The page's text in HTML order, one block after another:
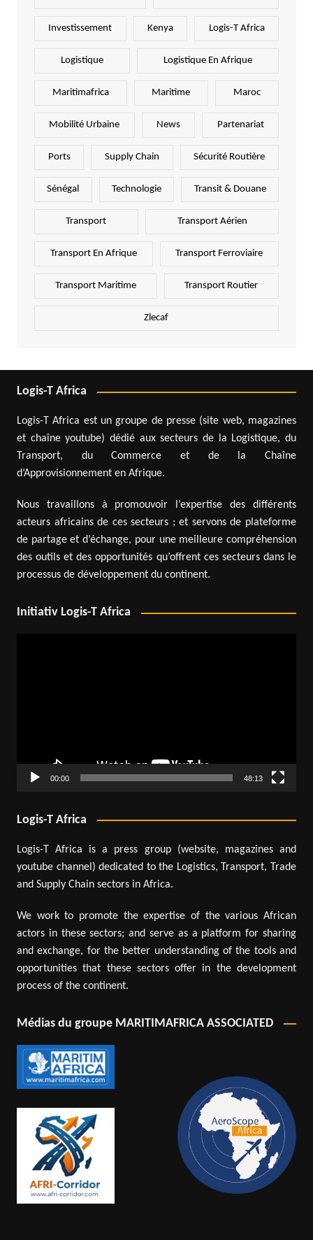
Investissement Kenya Logis-T Africa
Logistique Logistique En Afrique
Maritimafrica Maritime Maroc
Mobilité Urbaine News Partenariat
Ports Supply Chain Sécurité Routière
Sénégal Technologie Transit & Douane
Transport Transport Aérien
Transport En Afrique Transport Ferroviaire
Transport Maritime Transport Routier
Zlecaf
Logis-T Africa
Logis-T Africa est un groupe de presse (site web, magazines
et chaîne youtube) dédié aux secteurs de la Logistique, du
Transport, du Commerce et de la Chaîne
d’Approvisionnement en Afrique.
Nous travaillons à promouvoir l’expertise des différents
acteurs africains de ces secteurs ; et servons de plateforme
de partage et d’échange, pour une meilleure compréhension
des outils et des opportunités qu’offrent ces secteurs dans le
processus de développement du continent.
Initiativ Logis-T Africa
00:00 48:13
Logis-T Africa
Logis-T Africa is a press group (website, magazines and
youtube channel) dedicated to the Logistics, Transport, Trade
and Supply Chain sectors in Africa.
We work to promote the expertise of the various African
actors in these sectors; and serve as a platform for sharing
and exchange, for the better understanding of the tools and
opportunities that these sectors offer in the development
process of the continent.
Médias du groupe MARITIMAFRICA ASSOCIATED